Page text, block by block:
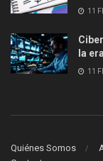
11
la
11
Quiénes Somos